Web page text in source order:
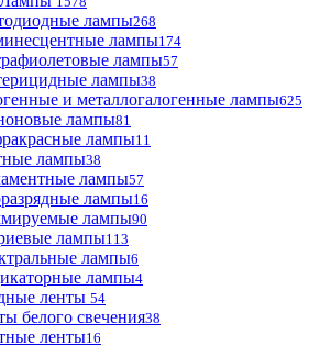
лампы268
лампы174
лампы57
лампы38
и металлогалогенные лампы625
лампы81
лампы11
лампы38
лампы57
лампы16
лампы90
лампы113
лампы6
лампы4
ленты 54
белого свечения38
ленты16